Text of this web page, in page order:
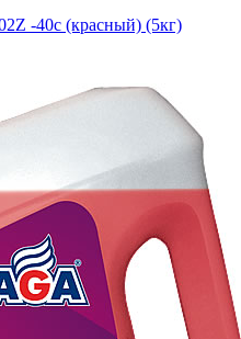
-40с (красный) (5кг)